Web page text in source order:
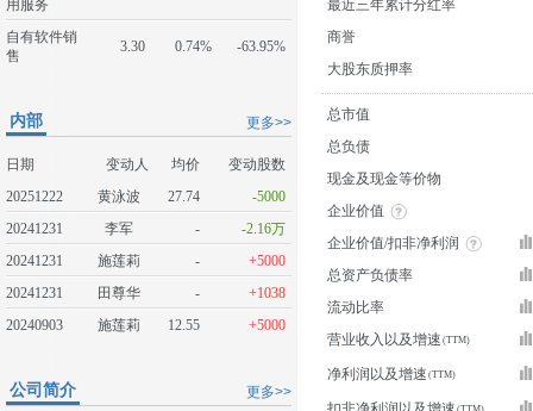
用服务
自有软件销
售
3.30 0.74% -63.95%
更多>>
内部
日期 变动人 均价
变动股数
20251222
黄泳波 27.74
-5000
20241231
李军 -
-2.16万
20241231
施莲莉 -
+5000
20241231
田尊华 -
+1038
20240903
施莲莉 12.55 +5000
更多>>
公司简介
最近三年累计分红率
商誉
大股东质押率
总市值
总负债
现金及现金等价物
企业价值
企业价值/扣非净利润
总资产负债率
流动比率
营业收入以及增速
净利润以及增速